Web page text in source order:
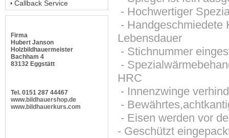
- Hochwertiger
- Handgeschmiedete
Lebensdauer
- Stichnummer
-
HRC
- Innenzwinge
-
- Eisen werden vor
- Geschützt
Callback Service
Firma
Hubert Janson
Holzbildhauermeister
Bachham 4
83132 Eggstätt
Tel. 0151 287 44467
www.bildhauershop.de
www.bildhauerkurs.com